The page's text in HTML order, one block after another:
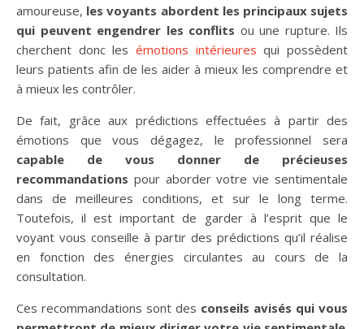
amoureuse, les voyants abordent les principaux sujets
qui peuvent engendrer les conflits ou une rupture. Ils
cherchent donc les émotions intérieures qui possèdent
leurs patients afin de les aider à mieux les comprendre et
à mieux les contrôler.
De fait, grâce aux prédictions effectuées à partir des
émotions que vous dégagez, le professionnel sera
capable de vous donner de précieuses
recommandations pour aborder votre vie sentimentale
dans de meilleures conditions, et sur le long terme.
Toutefois, il est important de garder à l’esprit que le
voyant vous conseille à partir des prédictions qu’il réalise
en fonction des énergies circulantes au cours de la
consultation.
Ces recommandations sont des conseils avisés qui vous